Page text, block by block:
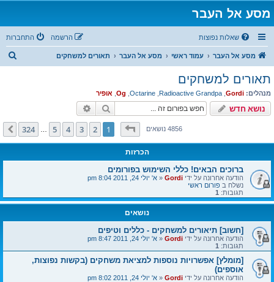
מסע אל העבר
שאלות נפוצות התחברות הרשמה
מסע אל העבר עמוד ראשי מסע אל העבר תאורים למשחקים
ח
תאורים למשחקים
מנהלים: Gordi
,
Radioactive Grandpa
,
Octarine
,
Og
, אופיר
נושא חדש חיפוש
4856 נושאיםדף1מתוך 324
1
2
3
4
5
324 הבא
הכרזות
ברוכים הבאים! כללי השימוש בפורומים
הודעה אחרונה על ידי Gordi
«א' יולי 24, 2011 8:04 pm
נשלח בפורום ראשי
תגובות: 1
נושאים
[חשוב] תיאורים למשחקים - כללים וטיפים
הודעה אחרונה על ידי Gordi
«א' יולי 24, 2011 8:47 pm
תגובות: 1
[מומלץ] אפשרויות נוספות למציאת משחקים (בקשות נפוצות,
אוספים)
הודעה אחרונה על ידי Gordi
«א' יולי 24, 2011 8:02 pm